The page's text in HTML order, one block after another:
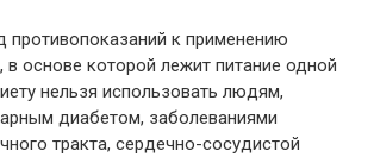
противопоказаний к применению
в основе которой лежит питание одной
нельзя использовать людям,
диабетом, заболеваниями
тракта, сердечно-сосудистой